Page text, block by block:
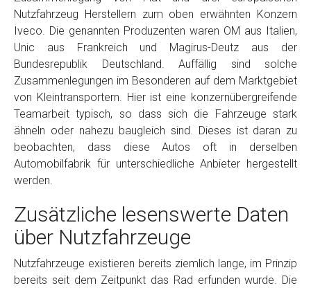
Nutzfahrzeug Herstellern zum oben erwähnten Konzern
Iveco. Die genannten Produzenten waren OM aus Italien,
Unic aus Frankreich und Magirus-Deutz aus der
Bundesrepublik Deutschland. Auffällig sind solche
Zusammenlegungen im Besonderen auf dem Marktgebiet
von Kleintransportern. Hier ist eine konzernübergreifende
Teamarbeit typisch, so dass sich die Fahrzeuge stark
ähneln oder nahezu baugleich sind. Dieses ist daran zu
beobachten, dass diese Autos oft in derselben
Automobilfabrik für unterschiedliche Anbieter hergestellt
werden.
Zusätzliche lesenswerte Daten
über Nutzfahrzeuge
Nutzfahrzeuge existieren bereits ziemlich lange, im Prinzip
bereits seit dem Zeitpunkt das Rad erfunden wurde. Die